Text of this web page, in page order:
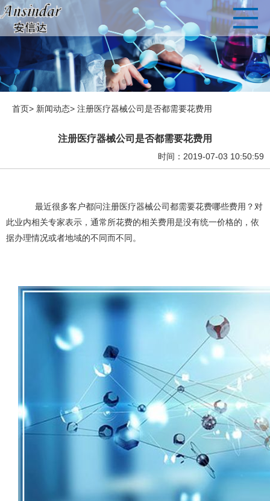
首页> 新闻动态> 注册医疗器械公司是否都需要花费用
注册医疗器械公司是否都需要花费用
时间：2019-07-03 10:50:59
最近很多客户都问注册医疗器械公司都需要花费哪些费用？对
此业内相关专家表示，通常所花费的相关费用是没有统一价格的，依
据办理情况或者地域的不同而不同。